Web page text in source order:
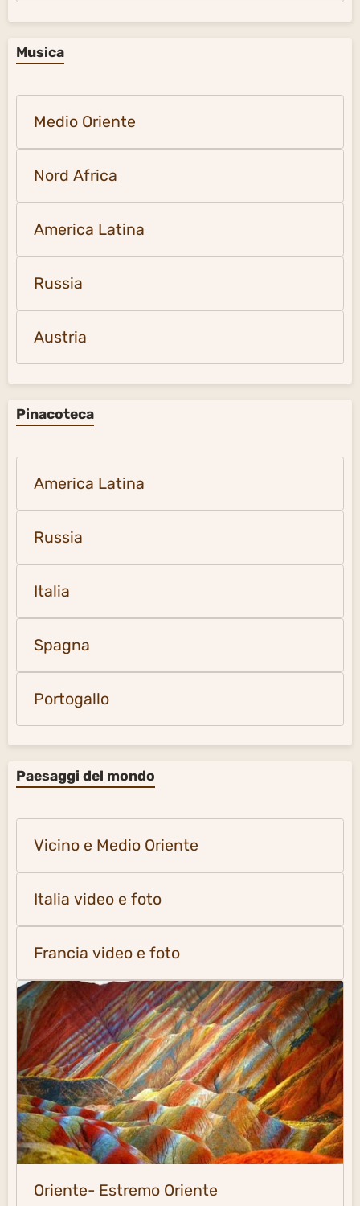
Musica
Medio Oriente
Nord Africa
America Latina
Russia
Austria
Pinacoteca
America Latina
Russia
Italia
Spagna
Portogallo
Paesaggi del mondo
Vicino e Medio Oriente
Italia video e foto
Francia video e foto
Oriente- Estremo Oriente